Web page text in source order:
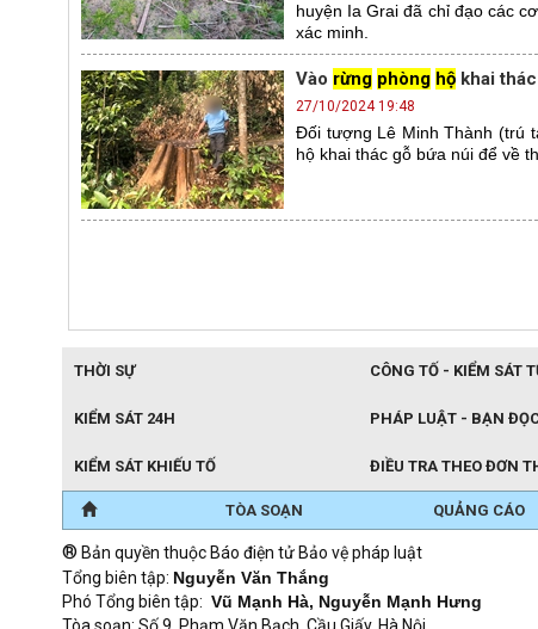
huyện Ia Grai đã chỉ đạo các
xác minh.
Vào rừng phòng hộ khai
27/10/2024 19:48
Đối tượng Lê Minh Thành (trú
hộ khai thác gỗ bứa núi để về
THỜI SỰ CÔNG TỐ - KIỂM SÁT
KIỂM SÁT 24H PHÁP LUẬT - BẠN
KIỂM SÁT KHIẾU TỐ ĐIỀU TRA THEO ĐƠN
TÒA SOẠN QUẢNG CÁO
® Bản quyền thuộc Báo điện tử Bảo vệ pháp luật
Tổng biên tập: Nguyễn Văn Thắng
Phó Tổng biên tập: Vũ Mạnh Hà, Nguyễn Mạnh Hưng